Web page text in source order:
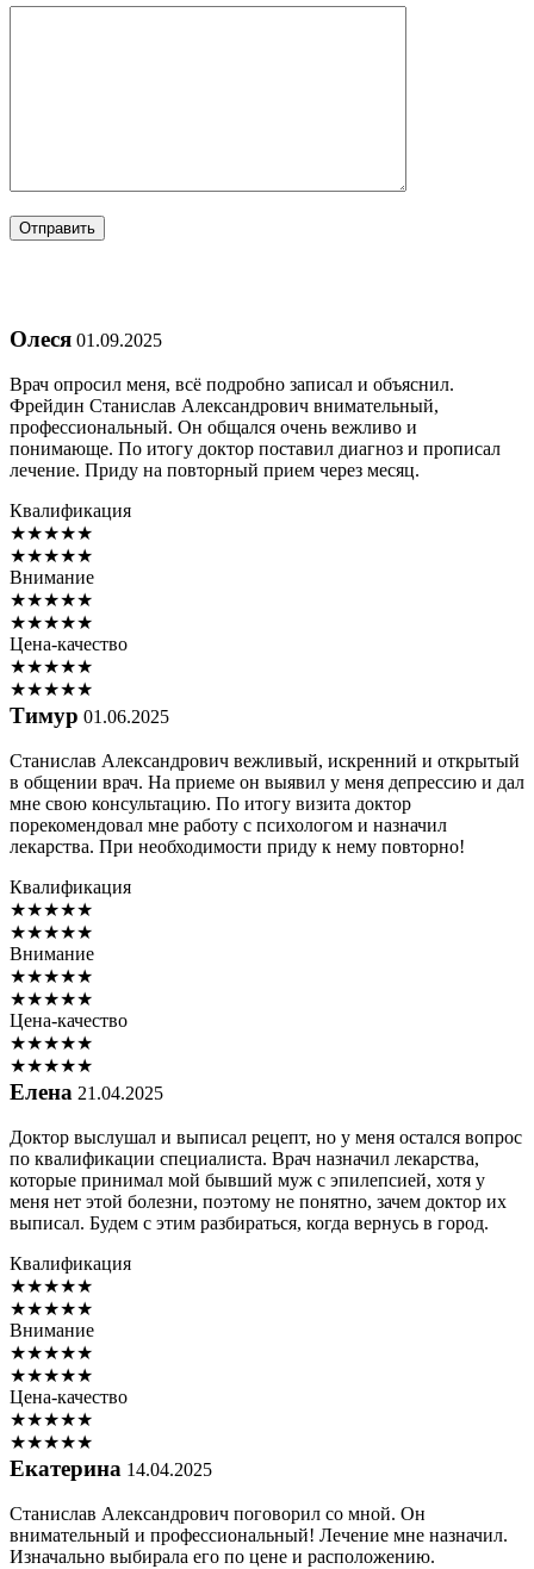
Олеся 01.09.2025
Врач опросил меня, всё подробно записал и объяснил.
Фрейдин Станислав Александрович внимательный,
профессиональный. Он общался очень вежливо и
понимающе. По итогу доктор поставил диагноз и прописал
лечение. Приду на повторный прием через месяц.
Квалификация
★★★★★
★★★★★
Внимание
★★★★★
★★★★★
Цена-качество
★★★★★
★★★★★
Тимур 01.06.2025
Станислав Александрович вежливый, искренний и открытый
в общении врач. На приеме он выявил у меня депрессию и дал
мне свою консультацию. По итогу визита доктор
порекомендовал мне работу с психологом и назначил
лекарства. При необходимости приду к нему повторно!
Квалификация
★★★★★
★★★★★
Внимание
★★★★★
★★★★★
Цена-качество
★★★★★
★★★★★
Елена 21.04.2025
Доктор выслушал и выписал рецепт, но у меня остался вопрос
по квалификации специалиста. Врач назначил лекарства,
которые принимал мой бывший муж с эпилепсией, хотя у
меня нет этой болезни, поэтому не понятно, зачем доктор их
выписал. Будем с этим разбираться, когда вернусь в город.
Квалификация
★★★★★
★★★★★
Внимание
★★★★★
★★★★★
Цена-качество
★★★★★
★★★★★
Екатерина 14.04.2025
Станислав Александрович поговорил со мной. Он
внимательный и профессиональный! Лечение мне назначил.
Изначально выбирала его по цене и расположению.